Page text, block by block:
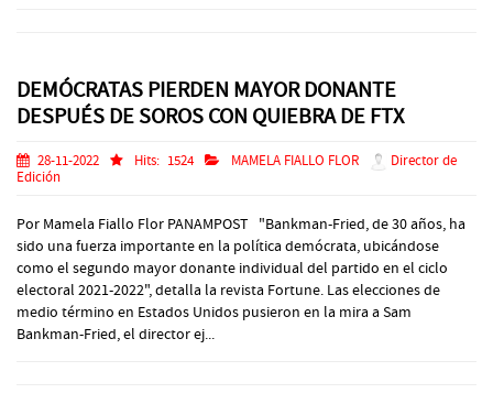
DEMÓCRATAS PIERDEN MAYOR DONANTE
DESPUÉS DE SOROS CON QUIEBRA DE FTX
28-11-2022 Hits: 1524 MAMELA FIALLO FLOR
Director de
Edición
Por Mamela Fiallo Flor PANAMPOST "Bankman-Fried, de 30 años, ha
sido una fuerza importante en la política demócrata, ubicándose
como el segundo mayor donante individual del partido en el ciclo
electoral 2021-2022", detalla la revista Fortune. Las elecciones de
medio término en Estados Unidos pusieron en la mira a Sam
Bankman-Fried, el director ej...